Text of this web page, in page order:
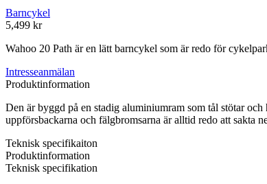
Barncykel
5,499 kr
Wahoo 20 Path är en lätt barncykel som är redo för
Intresseanmälan
Produktinformation
Den är byggd på en stadig aluminiumram som tål stötar
uppförsbackarna och fälgbromsarna är alltid redo att sakta
Teknisk specifikaiton
Produktinformation
Teknisk specifikation